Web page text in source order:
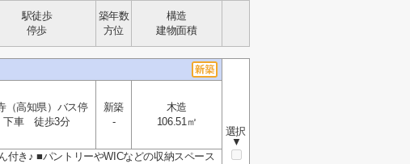
駅徒歩
停歩
築年数
方位
構造
建物面積
選択
▼
（高知県）バス停
下車 徒歩3分
新築
-
木造
106.51㎡
き♪ ■パントリーやWICなどの収納スペース